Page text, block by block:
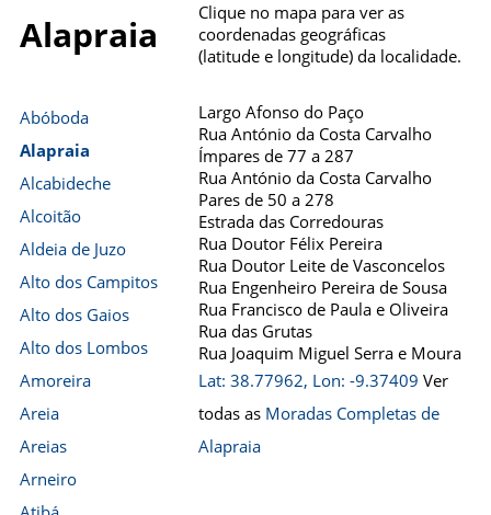
Alapraia
Clique no mapa para ver as
coordenadas geográficas
(latitude e longitude) da localidade.
Abóboda
Alapraia
Alcabideche
Alcoitão
Aldeia de Juzo
Alto dos Campitos
Alto dos Gaios
Alto dos Lombos
Amoreira
Areia
Areias
Arneiro
Largo Afonso do Paço
Rua António da Costa Carvalho
Ímpares de 77 a 287
Rua António da Costa Carvalho
Pares de 50 a 278
Estrada das Corredouras
Rua Doutor Félix Pereira
Rua Doutor Leite de Vasconcelos
Rua Engenheiro Pereira de Sousa
Rua Francisco de Paula e Oliveira
Rua das Grutas
Rua Joaquim Miguel Serra e Moura
Lat: 38.77962, Lon: -9.37409 Ver
todas as Moradas Completas de
Alapraia